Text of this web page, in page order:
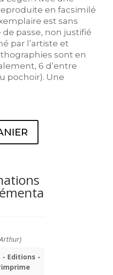
en facsimilé
est sans
passe, non justifié
par l’artiste et
sont en
6 d’entre
pochoir). Une
- Editions -